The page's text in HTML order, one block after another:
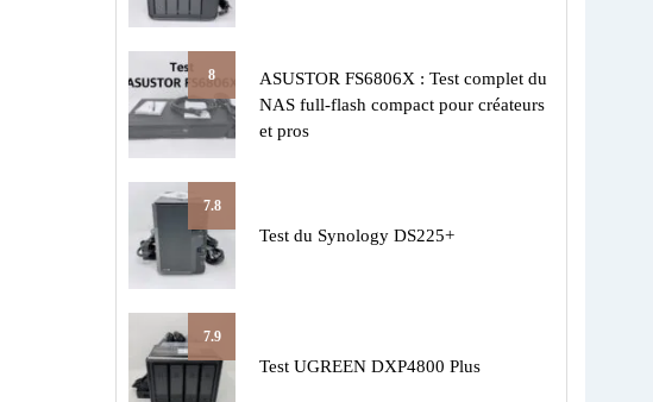
8
ASUSTOR FS6806X : Test complet du
NAS full-flash compact pour créateurs
et pros
7.8
Test du Synology DS225+
7.9
Test UGREEN DXP4800 Plus